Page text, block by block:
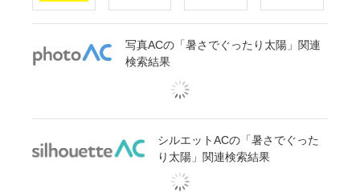
写真ACの「暑さでぐったり太陽」関連
検索結果
シルエットACの「暑さでぐった
り太陽」関連検索結果